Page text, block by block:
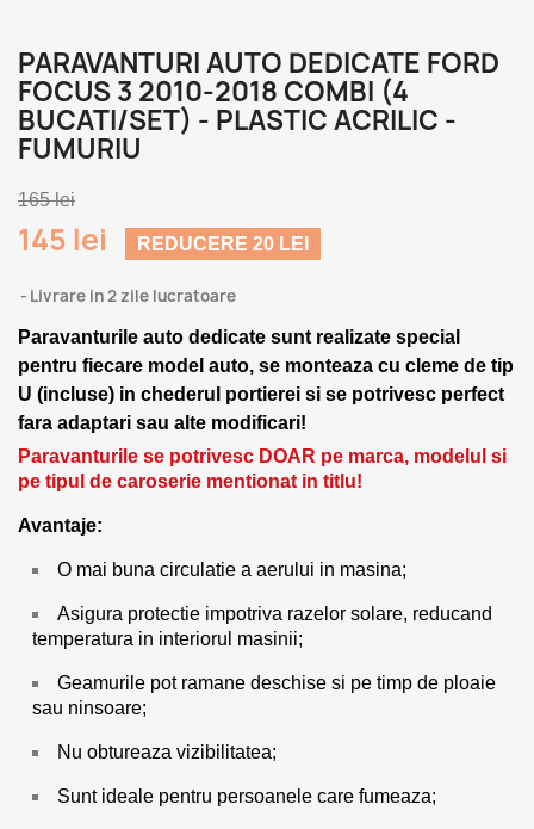
PARAVANTURI AUTO DEDICATE FORD
FOCUS 3 2010-2018 COMBI (4
BUCATI/SET) - PLASTIC ACRILIC -
FUMURIU
165 lei
145 lei REDUCERE 20 LEI
Livrare in 2 zile lucratoare
Paravanturile auto dedicate sunt realizate special
pentru fiecare model auto, se monteaza cu cleme de tip
U (incluse) in chederul portierei si se potrivesc perfect
fara adaptari sau alte modificari!
Paravanturile se potrivesc DOAR pe marca, modelul si
pe tipul de caroserie mentionat in titlu!
Avantaje:
O mai buna circulatie a aerului in masina;
Asigura protectie impotriva razelor solare, reducand
temperatura in interiorul masinii;
Geamurile pot ramane deschise si pe timp de ploaie
sau ninsoare;
Nu obtureaza vizibilitatea;
Sunt ideale pentru persoanele care fumeaza;